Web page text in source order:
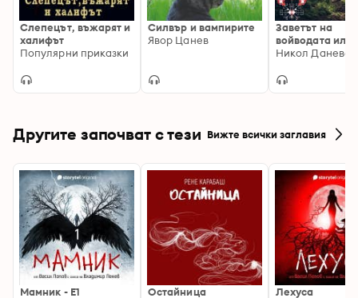
Слепецът, въжарят и
халифът
Популярни приказки
Силвър и вампирите
Явор Цанев
Заветът на
войводата или
геймърът
Никол Данева
Другите започват с тези Вижте всички заглавия
Мамник - E1
Остайница
Лехуса